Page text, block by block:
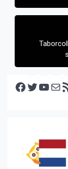
Facebook Twitter YouTube E-mail